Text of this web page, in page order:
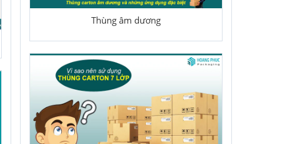
Thùng âm dương